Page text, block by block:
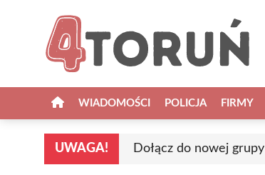
WIADOMOŚCI POLICJA FIRMY
UWAGA! Dołącz do nowej grupy